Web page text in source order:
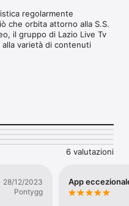
regolarmente
che orbita attorno alla S.S.
il gruppo di Lazio Live Tv
varietà di contenuti
6 valutazioni
28/12/2023
Pontygg
App